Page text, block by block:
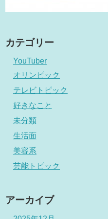
カテゴリー
YouTuber
オリンピック
テレビトピック
好きなこと
未分類
生活面
美容系
芸能トピック
アーカイブ